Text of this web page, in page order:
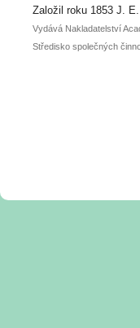
posteru je už 30.
Založil roku 1853 J.
Vydává Nakladatelství
Středisko společných